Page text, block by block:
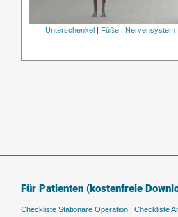
Unterschenkel Füße| Nervensystem|
Für Patienten (kostenfreie
Checkliste Stationäre Operation | Checkliste